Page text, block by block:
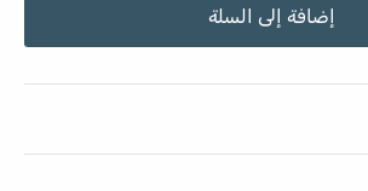
إضافة إلى السلة